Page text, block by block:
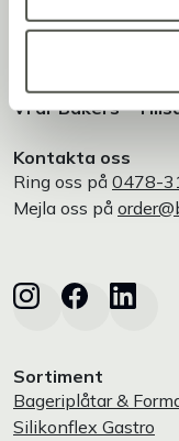
Bakers är en
utrustning för
Vi är Bakers -
Kontakta oss
Ring oss på 0478-
Mejla oss på
Sortiment
Bageriplåtar &
Silikonflex Gastro